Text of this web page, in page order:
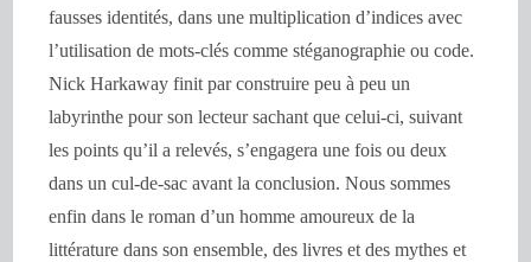
fausses identités, dans une multiplication d’indices avec
l’utilisation de mots-clés comme stéganographie ou code.
Nick Harkaway finit par construire peu à peu un
labyrinthe pour son lecteur sachant que celui-ci, suivant
les points qu’il a relevés, s’engagera une fois ou deux
dans un cul-de-sac avant la conclusion. Nous sommes
enfin dans le roman d’un homme amoureux de la
littérature dans son ensemble, des livres et des mythes et